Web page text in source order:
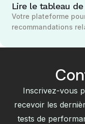
Lire le tableau
Votre plateforme
recommandations
Inscrivez-vous
recevoir les
tests de